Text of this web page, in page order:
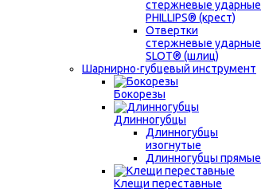
стержневые ударные
PHILLIPS® (крест)
Отвертки
стержневые ударные
SLOT® (шлиц)
Шарнирно-губцевый инструмент
Бокорезы
Длинногубцы
Длинногубцы
изогнутые
Длинногубцы прямые
Клещи переставные